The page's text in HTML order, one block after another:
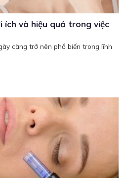
ích và hiệu quả trong việc
càng trở nên phổ biến trong lĩnh